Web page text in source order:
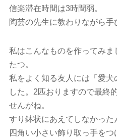
信楽滞在時間は3時間弱。
陶芸の先生に教わりながら手
私はこんなものを作ってみ
たつ。
私をよく知る友人には「愛犬
した。2匹おりますので最終
せんがね。
すり鉢状にあえてしなかっ
四角い小さい飾り取っ手を